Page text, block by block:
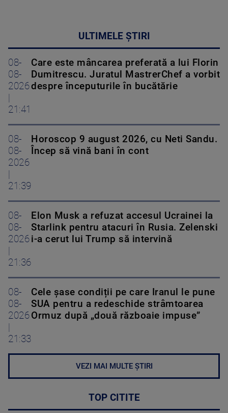
ULTIMELE ȘTIRI
08-
08-
2026
21:41
Care este mâncarea preferată a lui Florin
Dumitrescu. Juratul MastrerChef a vorbit
despre începuturile în bucătărie
08-
08-
2026
21:39
Horoscop 9 august 2026, cu Neti Sandu.
Încep să vină bani în cont
08-
08-
2026
21:36
Elon Musk a refuzat accesul Ucrainei la
Starlink pentru atacuri în Rusia. Zelenski
i-a cerut lui Trump să intervină
08-
08-
2026
21:33
Cele șase condiții pe care Iranul le pune
SUA pentru a redeschide strâmtoarea
Ormuz după „două războaie impuse”
VEZI MAI MULTE ȘTIRI
TOP CITITE